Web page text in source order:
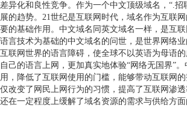
差异化和良性竞争。作为一个中文顶级域名，“.招
展的趋势。21世纪是互联网时代，域名作为互联
要的基础作用。中文域名同英文域名一样，是互
语言技术为基础的中文域名的问世，是世界网络
互联网世界的语言障碍，使全球不以英语为母语
自己的语言上网，更加真实地体验“网络无国界”
用，降低了互联网使用的门槛，能够带动互联网
仅改变了网民上网行为的习惯，提高了互联网渗透
还在一定程度上缓解了域名资源的需求与供给方面